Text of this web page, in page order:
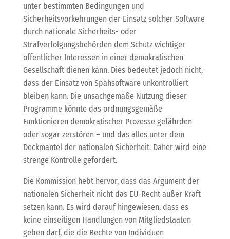
unter bestimmten Bedingungen und
Sicherheitsvorkehrungen der Einsatz solcher Software
durch nationale Sicherheits- oder
Strafverfolgungsbehörden dem Schutz wichtiger
öffentlicher Interessen in einer demokratischen
Gesellschaft dienen kann. Dies bedeutet jedoch nicht,
dass der Einsatz von Spähsoftware unkontrolliert
bleiben kann. Die unsachgemäße Nutzung dieser
Programme könnte das ordnungsgemäße
Funktionieren demokratischer Prozesse gefährden
oder sogar zerstören – und das alles unter dem
Deckmantel der nationalen Sicherheit. Daher wird eine
strenge Kontrolle gefordert.
Die Kommission hebt hervor, dass das Argument der
nationalen Sicherheit nicht das EU-Recht außer Kraft
setzen kann. Es wird darauf hingewiesen, dass es
keine einseitigen Handlungen von Mitgliedstaaten
geben darf, die die Rechte von Individuen